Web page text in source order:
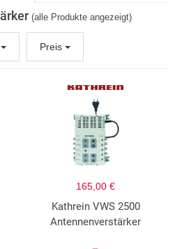
(alle Produkte angezeigt)
Preis
165,00 €
Kathrein VWS 2500
Antennenverstärker